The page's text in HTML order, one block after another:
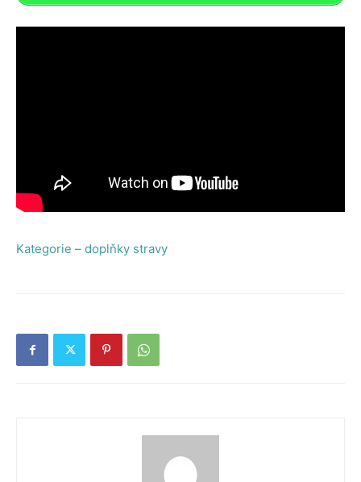
Kategorie – doplňky stravy